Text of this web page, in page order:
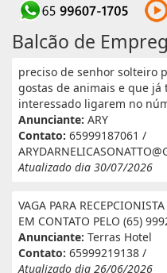
Balcão de
preciso de senhor solteiro
gostas de animais e que
interessado ligarem no
Anunciante: ARY
Contato: 65999187061 /
Atualizado dia 30/07/2026
VAGA PARA
EM CONTATO PELO (65)
Anunciante: Terras Hotel
Contato: 65999219138 /
Atualizado dia 26/06/2026